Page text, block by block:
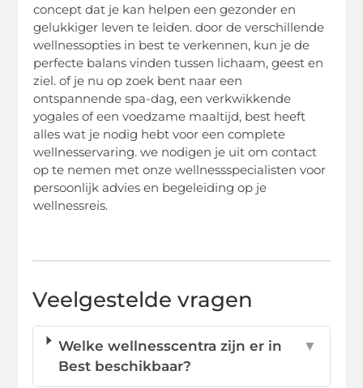
concept dat je kan helpen een gezonder en
gelukkiger leven te leiden. door de verschillende
wellnessopties in best te verkennen, kun je de
perfecte balans vinden tussen lichaam, geest en
ziel. of je nu op zoek bent naar een
ontspannende spa-dag, een verkwikkende
yogales of een voedzame maaltijd, best heeft
alles wat je nodig hebt voor een complete
wellnesservaring. we nodigen je uit om contact
op te nemen met onze wellnessspecialisten voor
persoonlijk advies en begeleiding op je
wellnessreis.
Veelgestelde vragen
Welke wellnesscentra zijn er in
Best beschikbaar?
▼